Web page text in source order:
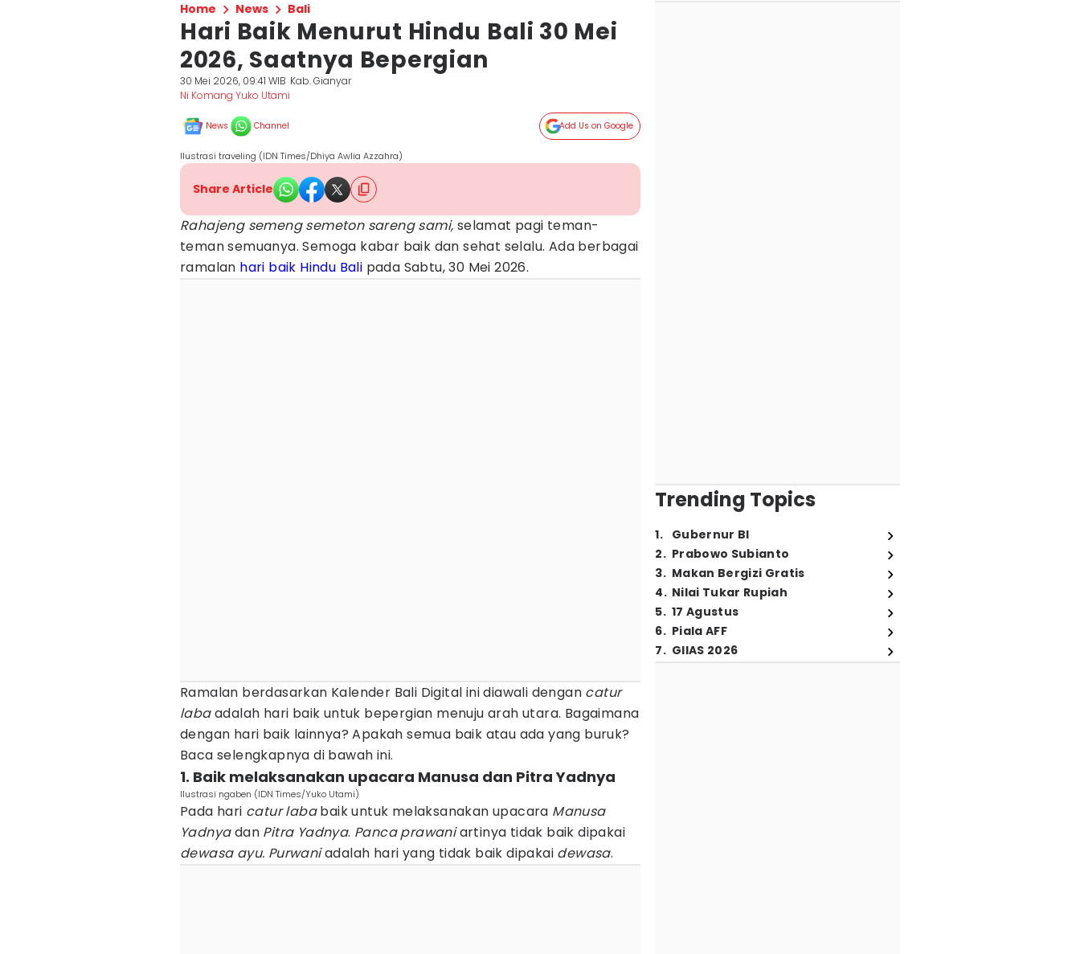
Home News Bali
Hari Baik Menurut Hindu Bali 30 Mei
2026, Saatnya Bepergian
30 Mei 2026, 09:41 WIB Kab. Gianyar
Ni Komang Yuko Utami
News Channel Add Us on Google
Ilustrasi traveling (IDN Times/Dhiya Awlia Azzahra)
Share Article
Rahajeng semeng semeton sareng sami, selamat pagi teman-
teman semuanya. Semoga kabar baik dan sehat selalu. Ada berbagai
ramalan hari baik Hindu Bali pada Sabtu, 30 Mei 2026.
Ramalan berdasarkan Kalender Bali Digital ini diawali dengan catur
labaadalah hari baik untuk bepergian menuju arah utara. Bagaimana
dengan hari baik lainnya? Apakah semua baik atau ada yang buruk?
Baca selengkapnya di bawah ini.
1. Baik melaksanakan upacara Manusa dan Pitra Yadnya
Ilustrasi ngaben (IDN Times/Yuko Utami)
Pada hari catur lababaik untuk melaksanakan upacara Manusa
Yadnyadan Pitra Yadnya. Panca prawaniartinya tidak baik dipakai
dewasa ayu. Purwaniadalah hari yang tidak baik dipakai dewasa.
Trending Topics
1. Gubernur BI
2. Prabowo Subianto
3. Makan Bergizi Gratis
4. Nilai Tukar Rupiah
5. 17 Agustus
6. Piala AFF
7. GIIAS 2026